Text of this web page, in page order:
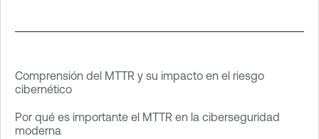
Comprensión del MTTR y su impacto en el riesgo
cibernético
Por qué es importante el MTTR en la ciberseguridad
moderna